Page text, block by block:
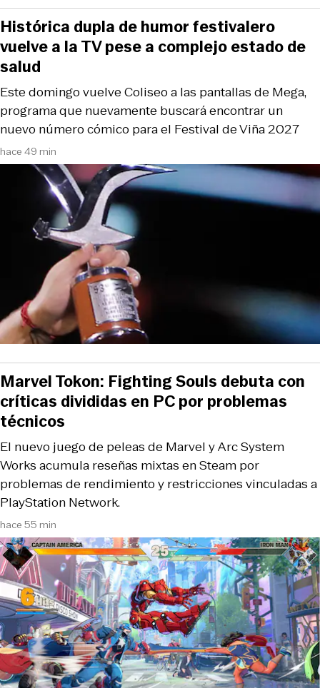
hace 49 min
Este domingo vuelve Coliseo a las pantallas de Mega,
programa que nuevamente buscará encontrar un
nuevo número cómico para el Festival de Viña 2027
Histórica dupla de humor festivalero
vuelve a la TV pese a complejo estado de
salud
hace 55 min
El nuevo juego de peleas de Marvel y Arc System
Works acumula reseñas mixtas en Steam por
problemas de rendimiento y restricciones vinculadas a
PlayStation Network.
Marvel Tokon: Fighting Souls debuta con
críticas divididas en PC por problemas
técnicos